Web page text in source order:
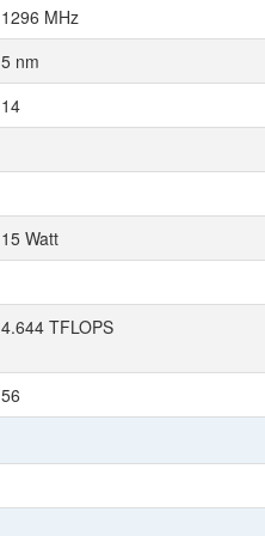
1296 MHz
5 nm
14
15 Watt
4.644 TFLOPS
56